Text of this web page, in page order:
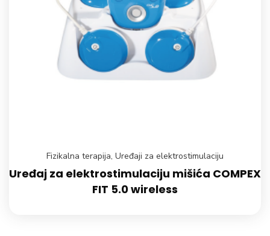
Fizikalna terapija, Uređaji za elektrostimulaciju
Uređaj za elektrostimulaciju mišića COMPEX
FIT 5.0 wireless